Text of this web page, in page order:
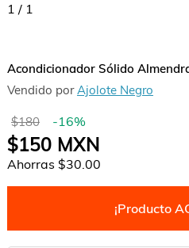
1 / 1
Acondicionador Sólido
Vendido porAjolote Negro
$180 -16%
$150MXN
Ahorras $30.00
¡Producto